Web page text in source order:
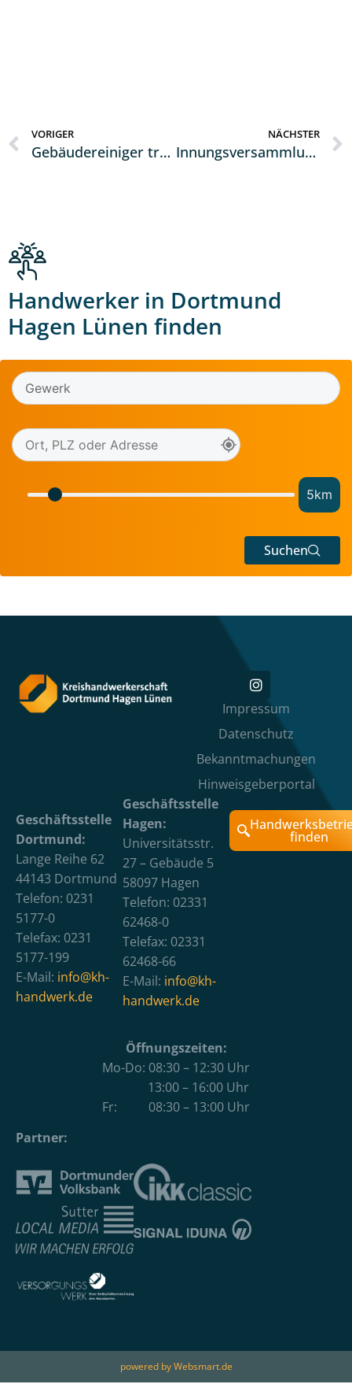
VORIGER
Gebäudereiniger trafen sich zum Jahresabschluss
NÄCHSTER
Innungsversammlung mit anschließender Weihnachtsfeier
Handwerker in Dortmund
Hagen Lünen finden
5km
Suchen
Impressum
Datenschutz
Bekanntmachungen
Hinweisgeberportal
Geschäftsstelle
Dortmund:
Lange Reihe 62
44143 Dortmund
Telefon: 0231
5177-0
Telefax: 0231
5177-199
E-Mail: info@kh-
handwerk.de
Geschäftsstelle
Hagen:
Universitätsstr.
27 – Gebäude 5
58097 Hagen
Telefon: 02331
62468-0
Telefax: 02331
62468-66
E-Mail: info@kh-
handwerk.de
finden
Öffnungszeiten:
Mo-Do: 08:30 – 12:30 Uhr
13:00 – 16:00 Uhr
Fr: 08:30 – 13:00 Uhr
Partner:
powered by Websmart.de